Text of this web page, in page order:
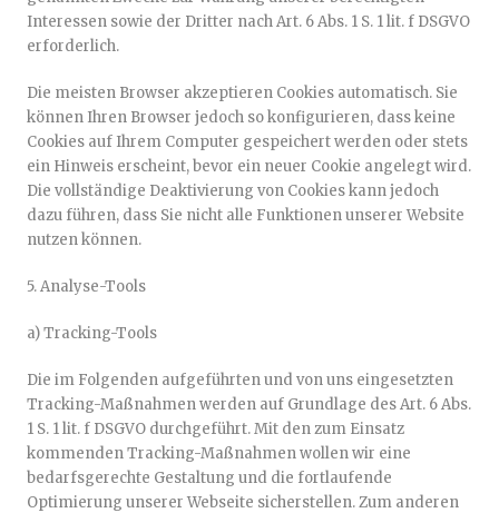
Interessen sowie der Dritter nach Art. 6 Abs. 1 S. 1 lit. f DSGVO
erforderlich.
Die meisten Browser akzeptieren Cookies automatisch. Sie
können Ihren Browser jedoch so konfigurieren, dass keine
Cookies auf Ihrem Computer gespeichert werden oder stets
ein Hinweis erscheint, bevor ein neuer Cookie angelegt wird.
Die vollständige Deaktivierung von Cookies kann jedoch
dazu führen, dass Sie nicht alle Funktionen unserer Website
nutzen können.
5. Analyse-Tools
a) Tracking-Tools
Die im Folgenden aufgeführten und von uns eingesetzten
Tracking-Maßnahmen werden auf Grundlage des Art. 6 Abs.
1 S. 1 lit. f DSGVO durchgeführt. Mit den zum Einsatz
kommenden Tracking-Maßnahmen wollen wir eine
bedarfsgerechte Gestaltung und die fortlaufende
Optimierung unserer Webseite sicherstellen. Zum anderen